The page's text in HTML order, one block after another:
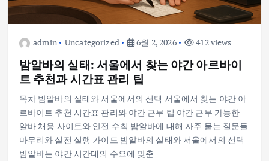
admin Uncategorized 6월 2, 2026 412 views
밤알바의 실태: 서울에서 찾는 야간 아르바이
트 추천과 시간표 관리 팁
목차 밤알바의 실태와 서울에서의 선택 서울에서 찾는 야간 아
르바이트 추천 시간표 관리와 야간 근무 팁 야간 근무 가능한
알바 채용 사이트와 안전 수칙 밤알바에 대해 자주 묻는 질문들
마무리와 실전 실행 가이드 밤알바의 실태와 서울에서의 선택
밤알바는 야간 시간대의 수요에 맞춘